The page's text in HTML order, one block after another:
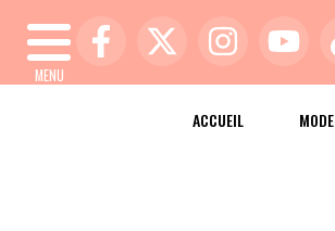
MENU
ACCUEIL MODE